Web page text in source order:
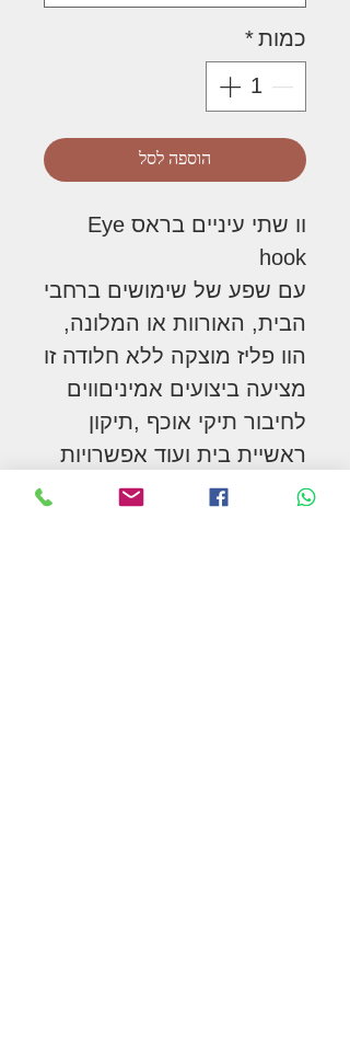
כמות*
הוספה לסל
וו שתי עיניים בראס Eye
hook
עם שפע של שימושים ברחבי
הבית, האורוות או המלונה,
הוו פליז מוצקה ללא חלודה זו
מציעה ביצועים אמיניםווים
לחיבור תיקי אוכף ,תיקון
ראשיית בית ועוד אפשרויות
רבות